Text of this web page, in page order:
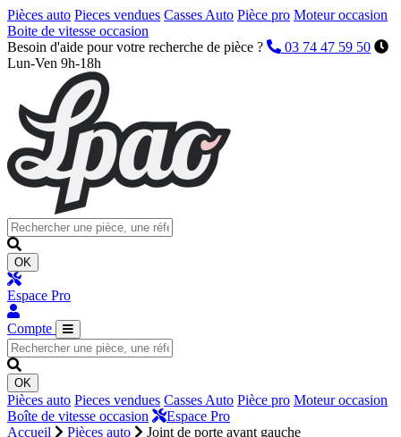
Pièces auto Pieces vendues Casses Auto Pièce pro Moteur occasion
Boite de vitesse occasion
Besoin d'aide pour votre recherche de pièce ?
03 74 47 59 50
Lun-Ven 9h-18h
OK
Espace Pro
Compte
OK
Pièces auto Pieces vendues Casses Auto Pièce pro Moteur occasion
Boîte de vitesse occasion
Espace Pro
Accueil
Pièces auto
Joint de porte avant gauche